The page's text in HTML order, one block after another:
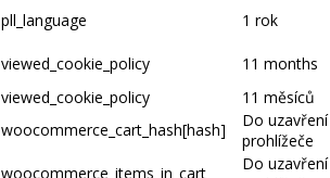
pll_language 1 rok
viewed_cookie_policy
11 months
viewed_cookie_policy
11 měsíců
woocommerce_cart_hash[hash]
Do uzavření
prohlížeče
woocommerce_items_in_cart
Do uzavření